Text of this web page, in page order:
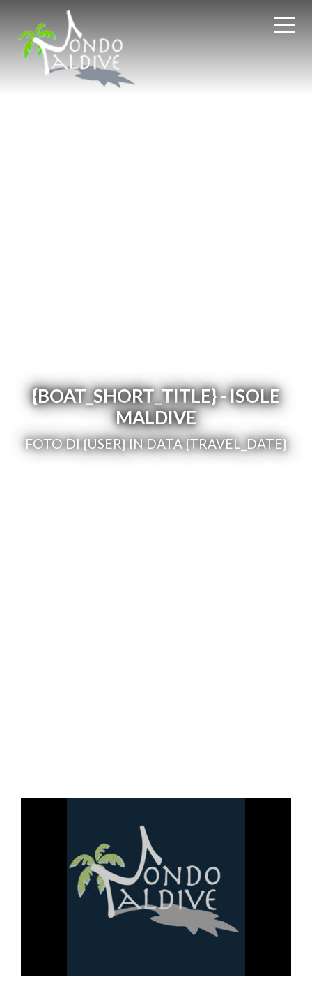
{BOAT_SHORT_TITLE} - ISOLE
MALDIVE
FOTO DI {USER} IN DATA {TRAVEL_DATE}